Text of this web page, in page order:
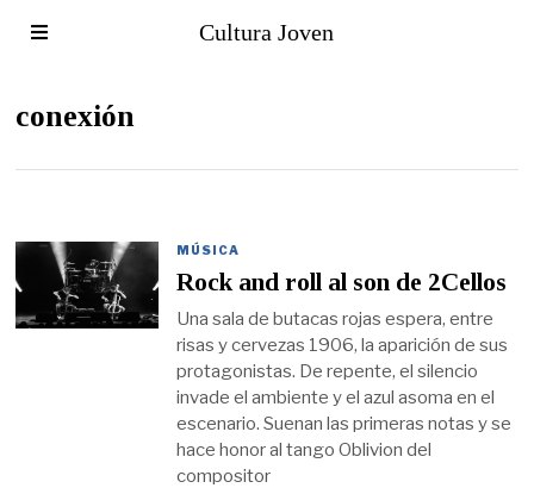
Cultura Joven
conexión
MÚSICA
Rock and roll al son de 2Cellos
Una sala de butacas rojas espera, entre
risas y cervezas 1906, la aparición de sus
protagonistas. De repente, el silencio
invade el ambiente y el azul asoma en el
escenario. Suenan las primeras notas y se
hace honor al tango Oblivion del
compositor